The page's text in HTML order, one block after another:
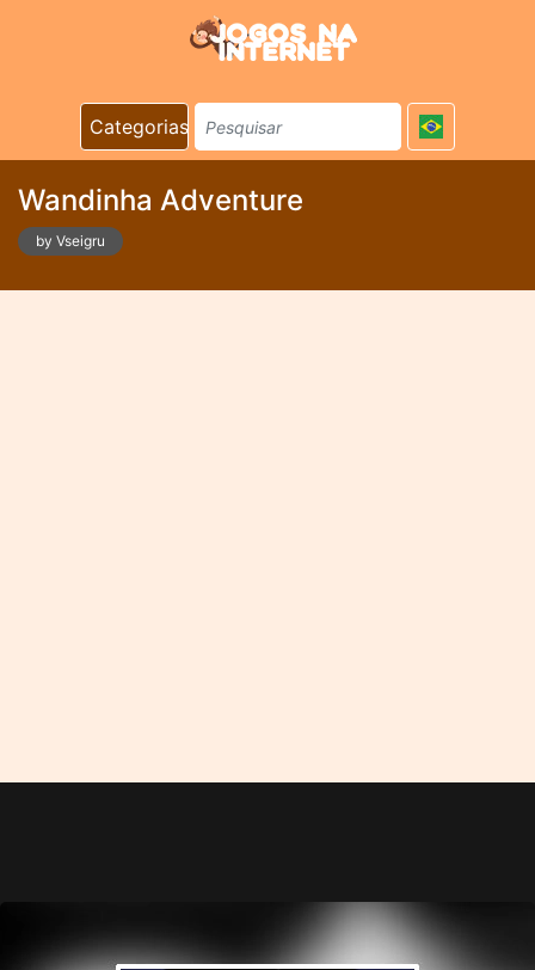
Categorias
Wandinha Adventure
by Vseigru